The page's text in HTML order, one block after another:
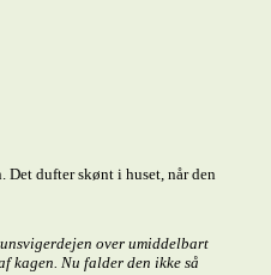
dufter skønt i huset, når den
over umiddelbart
kagen. Nu falder den ikke så